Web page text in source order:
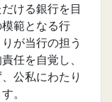
ける銀行を目
範となる行
が当行の担う
任を自覚し、
公私にわたり
。